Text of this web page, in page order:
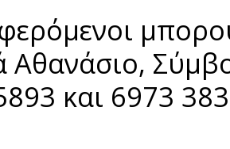
και 6973